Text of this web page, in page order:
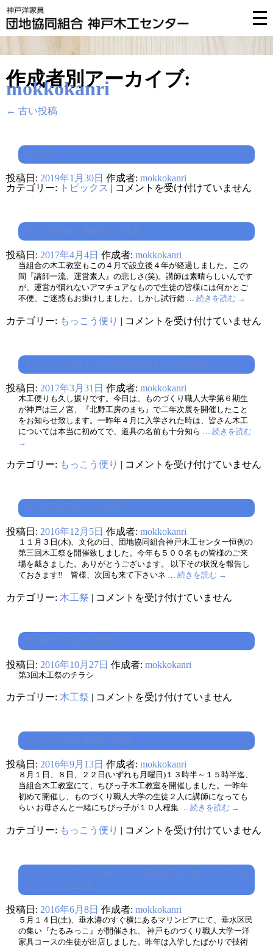
作成者別アーカイブ:
mokkokanri
← 古い投稿
投稿日: 2019年1月30日 作成者: mokkokanri
カテゴリー:
トピックス
木
コメントを受け付けていません
投稿日: 2017年4月4日 作成者: mokkokanri
当組合の木工教室もこの４月で設立後４年が経過しました。この
間『講師一流、運営素人』の悲しさ(笑)。講師は素晴らしいんです
が、運営が慣れないアマチュアなもので生徒の皆様には何かとご
不便、ご迷惑もお掛けしました。しかし試行錯 … 続きを読む →
カテゴリー: もっこう便り | 木
授
与
の
風
景
は
コメントを受け付けていません
投稿日: 2017年3月31日 作成者: mokkokanri
木工便りも久し振りです。今日は、ものづくり職人大学第６期生
が神戸は三ノ宮、『北野工房のまち』で二年次展を開催したこと
をお知らせ致します。一昨年４月に入学された時は、皆さん木工
については本当に初めてで、道具の名前も十分知ら … 続きを読む
→
カテゴリー: もっこう便り
も
大
学
第
６
期
生
２
年
開
は
コメントを受け付けていません
投稿日: 2016年12月5日 作成者: mokkokanri
１１月３日(木)、文化の日、団地協同組合神戸木工センター恒例の
第三回木工祭を開催致しました。今年も５００名もの皆様のご来
場を戴きました。ありがとうございます。 以下その状況を報告し
ておきます!! 皆様、次回も来て下さいネ … 続きを読む →
カテゴリー: 木工祭 | 第
年）
コメントを受け付けていません
投稿日: 2016年10月27日 作成者: mokkokanri
第3回木工祭のチラシ
カテゴリー: 木工祭
第
ご
案
内
は
コメントを受け付けていません
投稿日: 2016年9月13日 作成者: mokkokanri
８月１日、８日、２２日(いずれも月曜日)１３時半～１５時半迄、
当組合木工教室にて、ちびっ子木工教室を開催しました。一昨年
初めて開催し、ものづくり職人大学の生徒２人に講師になっても
らい お母さんと一緒にちびっ子が１０人程集 … 続きを読む →
カテゴリー: もっこう便り | ち
室
の
開
催
は
コメントを受け付けていません
投稿日: 2016年6月8日 作成者: mokkokanri
５月１４日(土)、垂水港のすぐ横にあるマリンピアにて、垂水区民
の集い『たるみっこ』が開催され、 神戸ものづくり職人大学ー洋
家具コースの生徒が出店しました。昨年は入学したばかりで技術